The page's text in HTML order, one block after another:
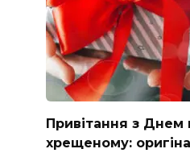
Привітання з
хрещеному: